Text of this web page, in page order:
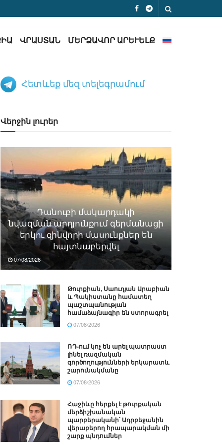
ՎՐԱՍՏԱՆ ՄԵՐՁԱՎՈՐ ԱՐԵՒԵԼՔ
Հետևեք մեզ տելեգրամում
Վերջին լուրեր
Դանուբի մակարդակի
նվազման արդյունքում գերմանացի
երկու զինվորի մասունքներ են
հայտնաբերվել
07/08/2026
Թուրքիան, Սաուդյան Արաբիան
և Պակիստանը համատեղ
պաշտպանության
համաձայնագիր են ստորագրել
07/08/2026
ՌԴ-ում կոչ են արել պատրաստ
լինել ռազմական
գործողությունների երկարատև
շարունակմանը
07/08/2026
Հաջիևը հերքել է թուրքական
մերձիշխանական
պարբերականի՝ Ադրբեջանին
վերաբերող հրապարակման մի
շարք պնդումներ